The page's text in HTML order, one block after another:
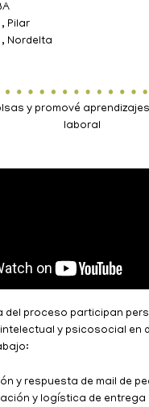
Pilar
Nordelta
y promové
laboral
del proceso participan
y psicosocial en
y respuesta de mail de
y logística de entrega